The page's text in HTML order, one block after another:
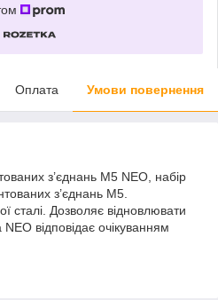
Оплата Умови повернення
з’єднань M5 NEO, набір
з’єднань M5.
сталі. Дозволяє відновлювати
відповідає очікуванням